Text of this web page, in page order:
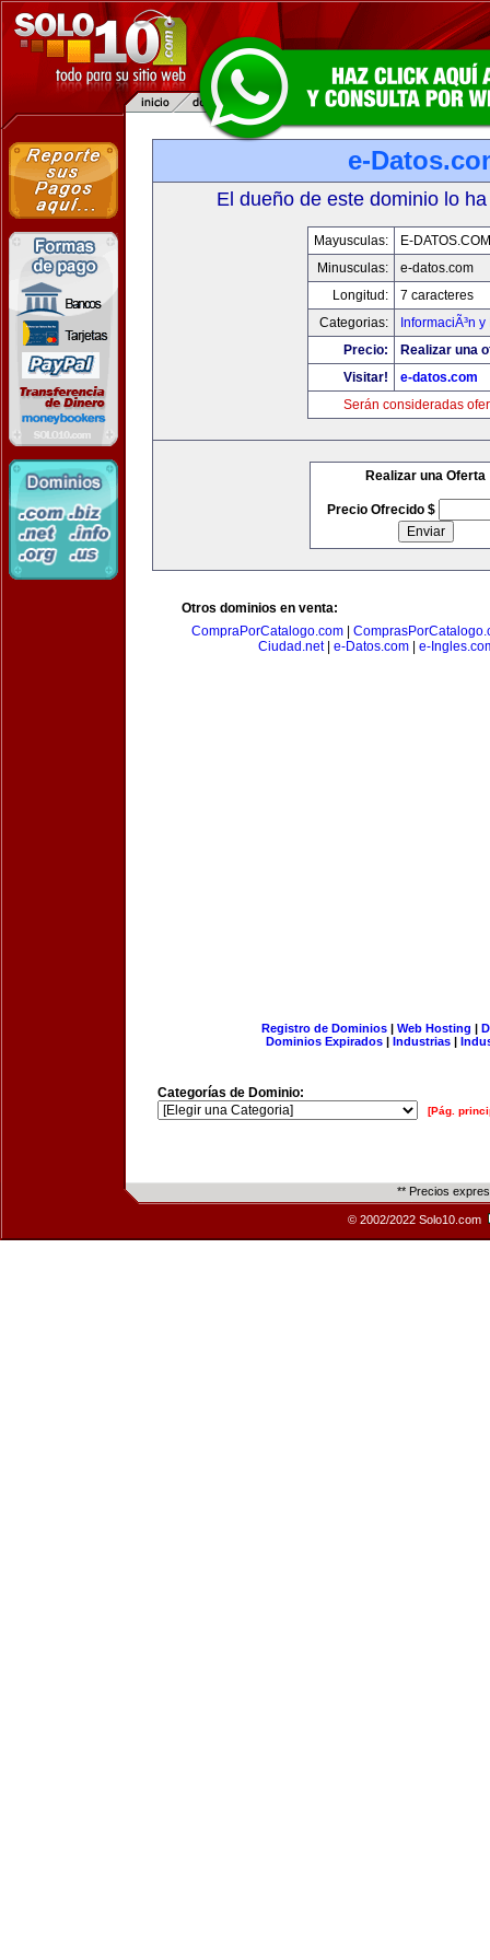
e-
El dueño de este dominio lo
Mayusculas:
E-DATOS.COM
Minusculas:
e-datos.com
Longitud:
7 caracteres
Categorias:
InformaciÃ³n
Precio:
Realizar una
Visitar!
e-datos.com
Serán consideradas
Realizar una Oferta
Precio Ofrecido $
Otros dominios en venta:
CompraPorCatalogo.com|
Ciudad.net| e-Datos.com e-
Registro de Dominios| Web Hosting |
Dominios Expirados | Industrias |
Categorías de Dominio:
[Pág.
** Precios
© 2002/2022 Solo10.com